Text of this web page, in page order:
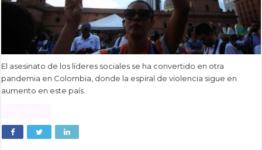
El asesinato de los líderes sociales se ha convertido en otra
pandemia en Colombia, donde la espiral de violencia sigue en
aumento en este país.